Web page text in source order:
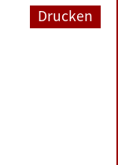
Drucken